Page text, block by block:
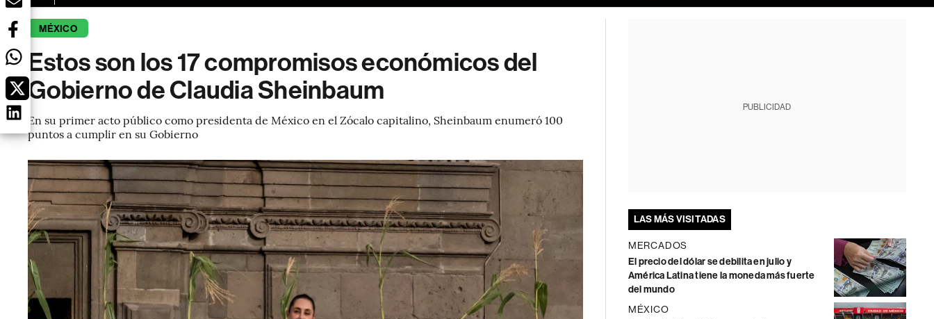
MÉXICO
Estos son los 17 compromisos económicos del
Gobierno de Claudia Sheinbaum
En su primer acto público como presidenta de México en el Zócalo capitalino, Sheinbaum enumeró 100
puntos a cumplir en su Gobierno
PUBLICIDAD
LAS MÁS VISITADAS
MERCADOS
El precio del dólar se debilita en julio y
América Latina tiene la moneda más fuerte
del mundo
MÉXICO